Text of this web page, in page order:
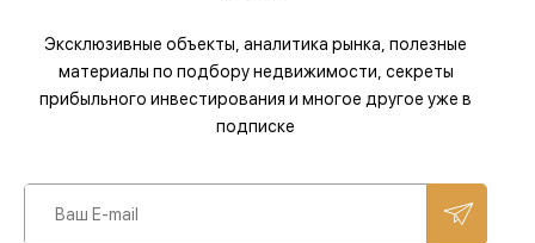
Эксклюзивные объекты, аналитика рынка, полезные
материалы по подбору недвижимости, секреты
прибыльного инвестирования и многое другое уже в
подписке